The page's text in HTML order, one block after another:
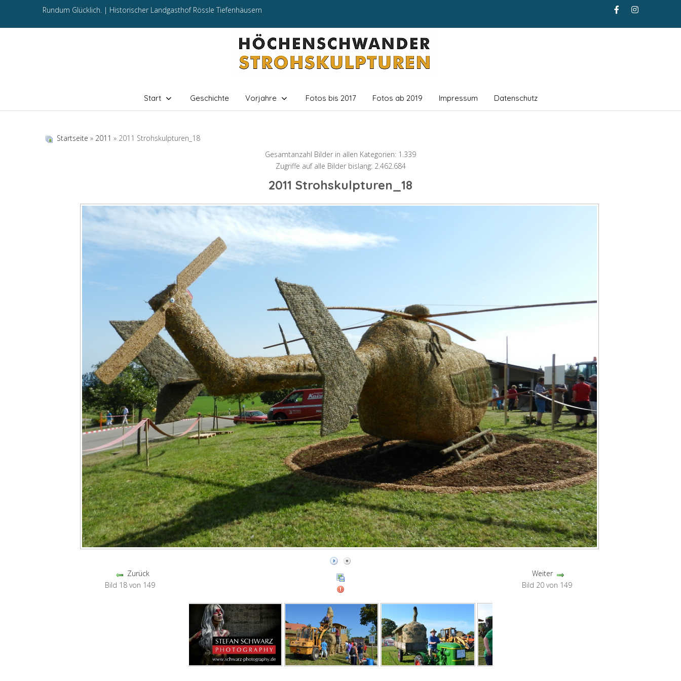
Rundum Glücklich. | Historischer Landgasthof Rössle Tiefenhäusern
Start Geschichte Vorjahre Fotos bis 2017 Fotos ab 2019 Impressum Datenschutz
Startseite » 2011 » 2011 Strohskulpturen_18
Gesamtanzahl Bilder in allen Kategorien: 1.339
Zugriffe auf alle Bilder bislang: 2.462.684
2011 Strohskulpturen_18
Zurück
Bild 18 von 149
Weiter
Bild 20 von 149